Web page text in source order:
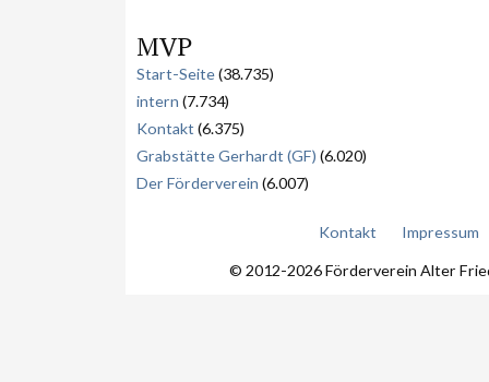
MVP
Start-Seite(38.735)
intern (7.734)
Kontakt (6.375)
Grabstätte Gerhardt (GF) (6.020)
Der Förderverein (6.007)
Kontakt Impressum
© 2012-2026 Förderverein Alter